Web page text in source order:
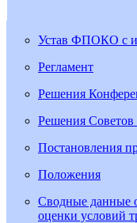
Устав ФПОКО с
Регламент
Решения
Решения
Постановления
Положения
Сводные данные
оценки условий